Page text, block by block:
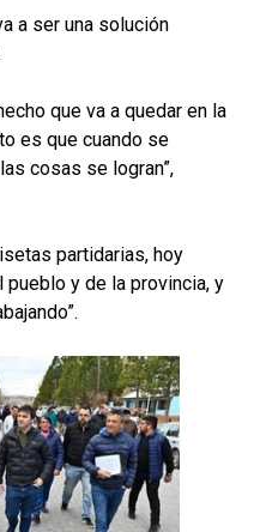
a ser una solución
que va a quedar en la
es que cuando se
cosas se logran”,
partidarias, hoy
y de la provincia, y